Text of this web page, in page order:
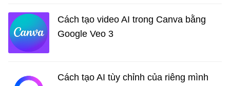
Cách tạo video AI trong Canva bằng
Google Veo 3
Cách tạo AI tùy chỉnh của riêng mình